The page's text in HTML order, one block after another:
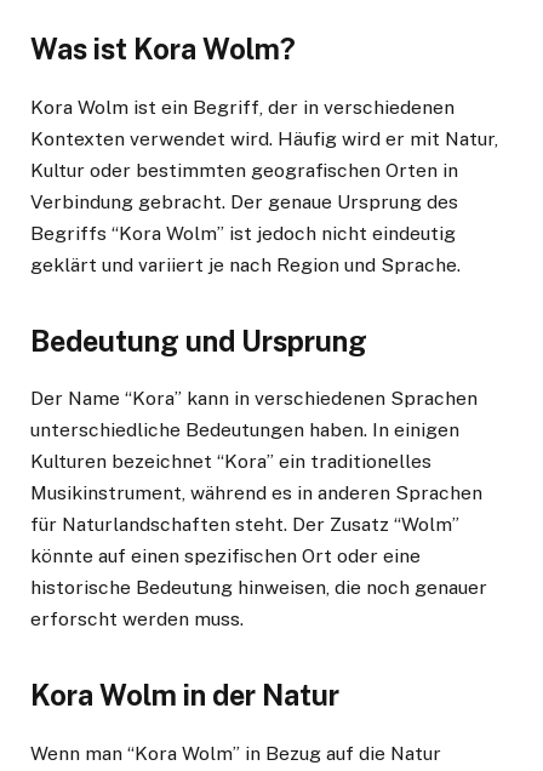
Was ist Kora Wolm?
Kora Wolm ist ein Begriff, der in verschiedenen
Kontexten verwendet wird. Häufig wird er mit Natur,
Kultur oder bestimmten geografischen Orten in
Verbindung gebracht. Der genaue Ursprung des
Begriffs “Kora Wolm” ist jedoch nicht eindeutig
geklärt und variiert je nach Region und Sprache.
Bedeutung und Ursprung
Der Name “Kora” kann in verschiedenen Sprachen
unterschiedliche Bedeutungen haben. In einigen
Kulturen bezeichnet “Kora” ein traditionelles
Musikinstrument, während es in anderen Sprachen
für Naturlandschaften steht. Der Zusatz “Wolm”
könnte auf einen spezifischen Ort oder eine
historische Bedeutung hinweisen, die noch genauer
erforscht werden muss.
Kora Wolm in der Natur
Wenn man “Kora Wolm” in Bezug auf die Natur